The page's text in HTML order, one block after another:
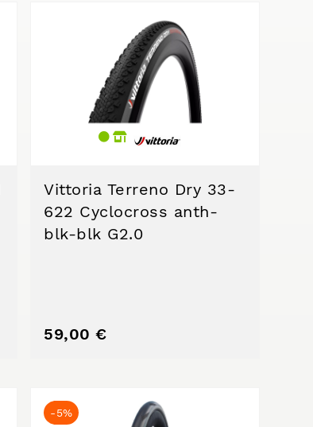
Vittoria Terreno Dry 33-
622 Cyclocross anth-
blk-blk G2.0
59,00 €
-5%